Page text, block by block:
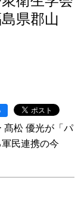
県郡山
髙松 優光が「パ
民連携の今